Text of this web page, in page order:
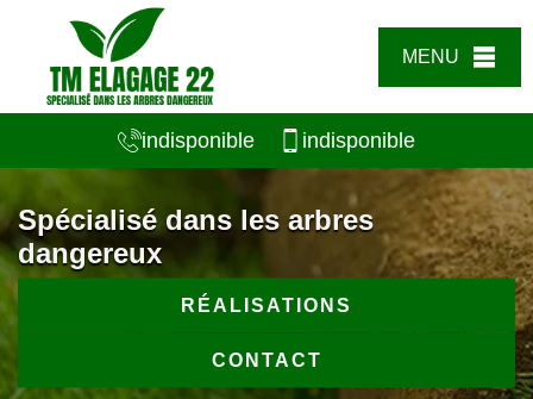
MENU
indisponible indisponible
Spécialisé dans les arbres
dangereux
RÉALISATIONS
CONTACT